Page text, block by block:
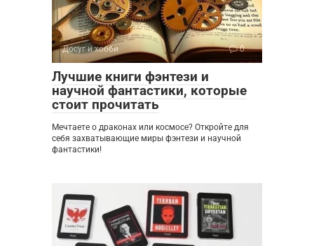
Досуг и хобби 0
Лучшие книги фэнтези и
научной фантастики, которые
стоит прочитать
Мечтаете о драконах или космосе? Откройте для
себя захватывающие миры фэнтези и научной
фантастики!